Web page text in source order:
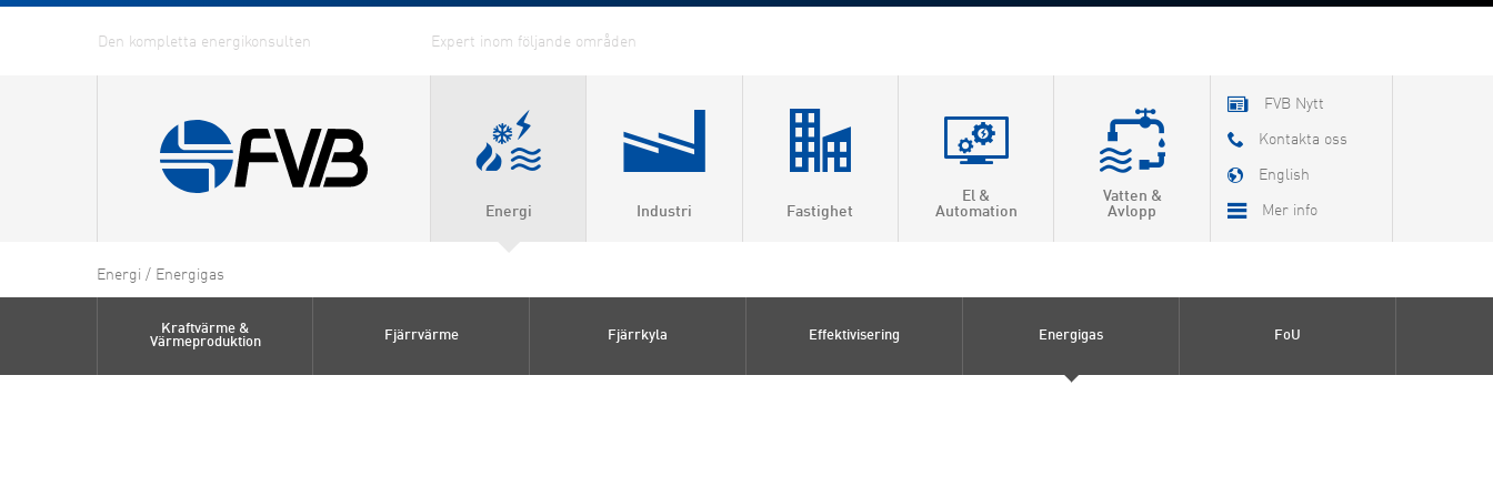
Energi
Fjärrvärme
Industri Fastighet
El &
Automation
Vatten &
Avlopp
FVB Nytt
Kontakta oss
English
Mer info
Energi / Energigas
Kraftvärme &
Värmeproduktion
Fjärrvärme Fjärrkyla Effektivisering Energigas FoU